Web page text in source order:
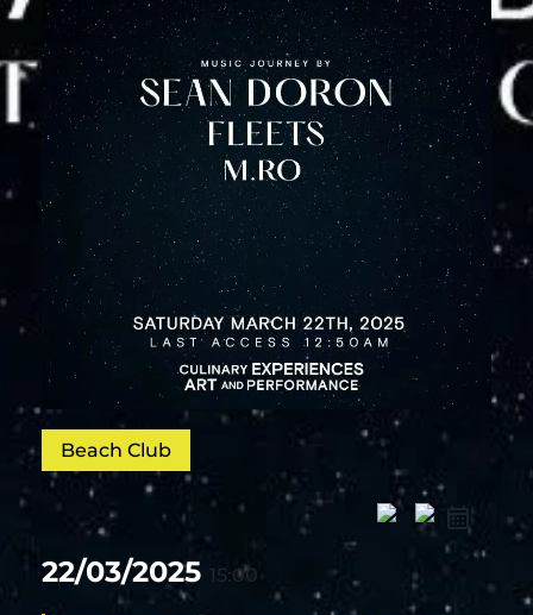
Beach Club
22/03/2025 15:00